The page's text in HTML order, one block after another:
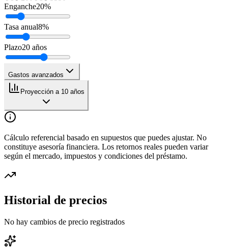
Enganche20%
Tasa anual8%
Plazo20 años
Gastos avanzados
Proyección a 10 años
Cálculo referencial basado en supuestos que puedes ajustar. No
constituye asesoría financiera. Los retornos reales pueden variar
según el mercado, impuestos y condiciones del préstamo.
Historial de precios
No hay cambios de precio registrados